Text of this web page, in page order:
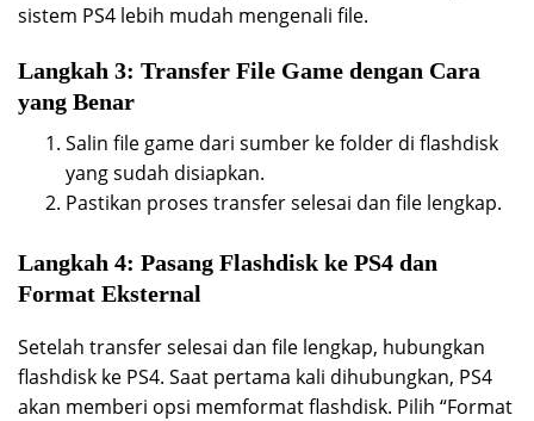
sistem PS4 lebih mudah mengenali file.
Langkah 3: Transfer File Game dengan Cara
yang Benar
Salin file game dari sumber ke folder di flashdisk
yang sudah disiapkan.
Pastikan proses transfer selesai dan file lengkap.
Langkah 4: Pasang Flashdisk ke PS4 dan
Format Eksternal
Setelah transfer selesai dan file lengkap, hubungkan
flashdisk ke PS4. Saat pertama kali dihubungkan, PS4
akan memberi opsi memformat flashdisk. Pilih “Format